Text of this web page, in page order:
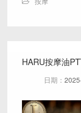
HARU按摩油
日期：